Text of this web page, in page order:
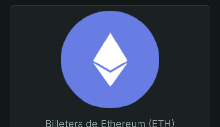
Billetera de Ethereum (ETH)